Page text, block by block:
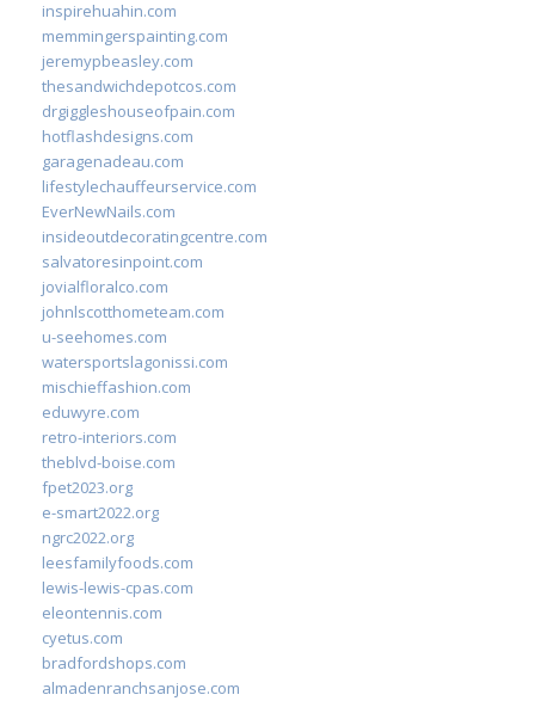
inspirehuahin.com
memmingerspainting.com
jeremypbeasley.com
thesandwichdepotcos.com
drgiggleshouseofpain.com
hotflashdesigns.com
garagenadeau.com
lifestylechauffeurservice.com
EverNewNails.com
insideoutdecoratingcentre.com
salvatoresinpoint.com
jovialfloralco.com
johnlscotthometeam.com
u-seehomes.com
watersportslagonissi.com
mischieffashion.com
eduwyre.com
retro-interiors.com
theblvd-boise.com
fpet2023.org
e-smart2022.org
ngrc2022.org
leesfamilyfoods.com
lewis-lewis-cpas.com
eleontennis.com
cyetus.com
bradfordshops.com
almadenranchsanjose.com